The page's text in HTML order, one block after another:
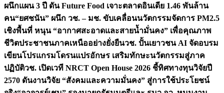
ผนึกแผน 3 ปี ดัน Future Food เจาะตลาดอินเดีย 1.46 พันล้าน
คน“ยศชนัน” ผนึก วช. – มช. ขับเคลื่อนนวัตกรรมจัดการ PM2.5
เชิงพื้นที่ หนุน “อากาศสะอาดและสายน้ำมั่นคง” เพื่อคุณภาพ
ชีวิตประชาชนภาคเหนืออย่างยั่งยืนวช. ปั้นเยาวชน AI จัดอบรม
เขียนโปรแกรมโดรนแปรอักษร เสริมทักษะนวัตกรรมสู่ภาค
ปฏิบัติวช. เปิดเวที NRCT Open House 2026 ชี้ทิศทางทุนวิจัยปี
2570 ดันงานวิจัย “สังคมและความมั่นคง” สู่การใช้ประโยชน์